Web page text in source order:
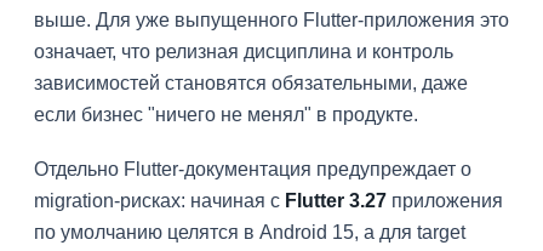
выше. Для уже выпущенного Flutter-приложения это
означает, что релизная дисциплина и контроль
зависимостей становятся обязательными, даже
если бизнес "ничего не менял" в продукте.
Отдельно Flutter-документация предупреждает о
migration-рисках: начиная с Flutter 3.27 приложения
по умолчанию целятся в Android 15, а для target